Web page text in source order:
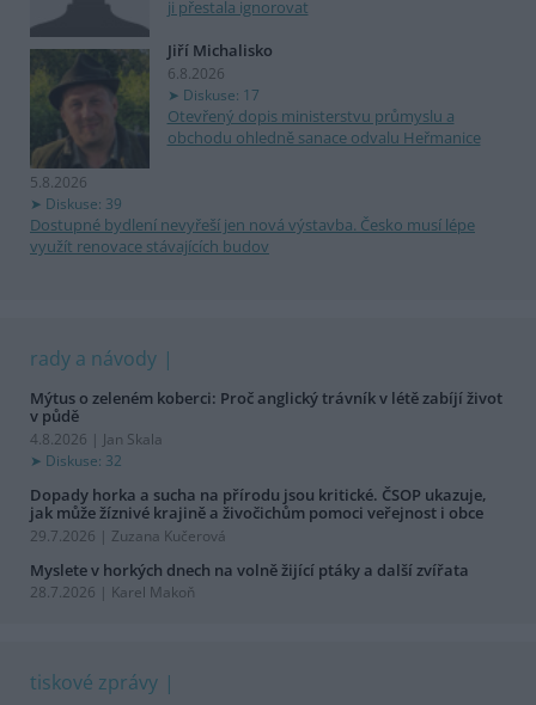
ji přestala ignorovat
Jiří Michalisko
6.8.2026
Diskuse: 17
Otevřený dopis ministerstvu průmyslu a
obchodu ohledně sanace odvalu Heřmanice
5.8.2026
Diskuse: 39
Dostupné bydlení nevyřeší jen nová výstavba. Česko musí lépe
využít renovace stávajících budov
rady a návody
Mýtus o zeleném koberci: Proč anglický trávník v létě zabíjí život
v půdě
4.8.2026 | Jan Skala
Diskuse: 32
Dopady horka a sucha na přírodu jsou kritické. ČSOP ukazuje,
jak může žíznivé krajině a živočichům pomoci veřejnost i obce
29.7.2026 | Zuzana Kučerová
Myslete v horkých dnech na volně žijící ptáky a další zvířata
28.7.2026 | Karel Makoň
tiskové zprávy